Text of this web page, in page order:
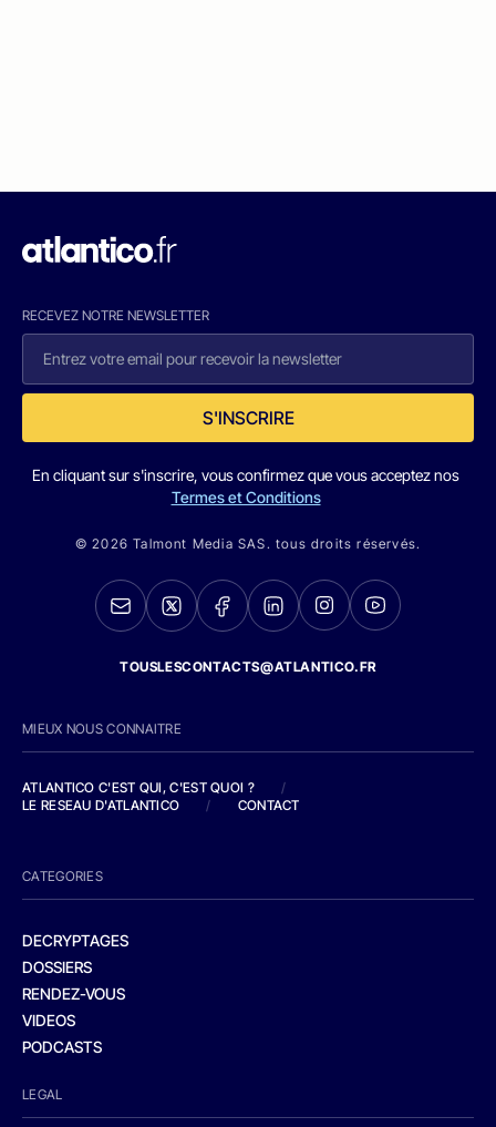
RECEVEZ NOTRE NEWSLETTER
S'INSCRIRE
En cliquant sur s'inscrire, vous confirmez que vous acceptez nos
Termes et Conditions
© 2026 Talmont Media SAS. tous droits réservés.
TOUSLESCONTACTS@ATLANTICO.FR
MIEUX NOUS CONNAITRE
ATLANTICO C'EST QUI, C'EST QUOI ?
/
LE RESEAU D'ATLANTICO
/ CONTACT
CATEGORIES
DECRYPTAGES
DOSSIERS
RENDEZ-VOUS
VIDEOS
PODCASTS
LEGAL